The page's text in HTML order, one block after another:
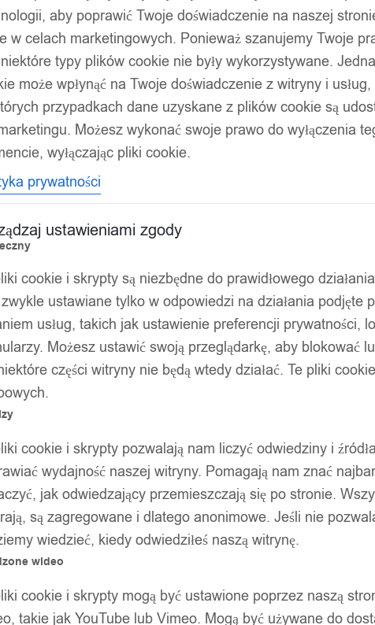
690szt do drukarki k3/w
aby poprawić Twoje doświadczenie na naszej
w celach marketingowych. Ponieważ szanujemy Twoje
typy plików cookie nie były wykorzystywane.
może wpłynąć na Twoje doświadczenie z witryny i
przypadkach dane uzyskane z plików cookie są
Możesz wykonać swoje prawo do wyłączenia
wyłączając pliki cookie.
prywatności
ustawieniami zgody
cookie i skrypty są niezbędne do prawidłowego
ustawiane tylko w odpowiedzi na działania podjęte
usług, takich jak ustawienie preferencji prywatności,
Możesz ustawić swoją przeglądarkę, aby blokować
części witryny nie będą wtedy działać. Te pliki
cookie i skrypty pozwalają nam liczyć odwiedziny i
wydajność naszej witryny. Pomagają nam znać
jak odwiedzający przemieszczają się po stronie.
są zagregowane i dlatego anonimowe. Jeśli nie
wiedzieć, kiedy odwiedziłeś naszą witrynę.
wideo
cookie i skrypty mogą być ustawione poprzez naszą
takie jak YouTube lub Vimeo. Mogą być używane do